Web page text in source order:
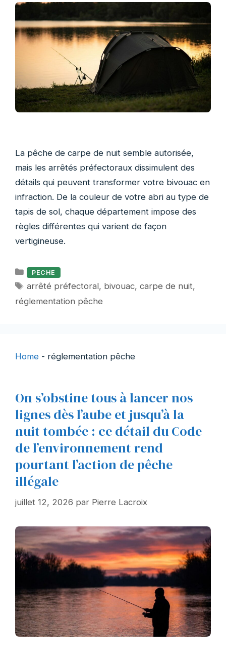
La pêche de carpe de nuit semble autorisée,
mais les arrêtés préfectoraux dissimulent des
détails qui peuvent transformer votre bivouac en
infraction. De la couleur de votre abri au type de
tapis de sol, chaque département impose des
règles différentes qui varient de façon
vertigineuse.
Catégories
PECHE
Étiquettes
arrêté préfectoral, bivouac,carpe de nuit,
réglementation pêche
Home - réglementation pêche
On s’obstine tous à lancer nos
lignes dès l’aube et jusqu’à la
nuit tombée : ce détail du Code
de l’environnement rend
pourtant l’action de pêche
illégale
juillet 12, 2026 par Pierre Lacroix